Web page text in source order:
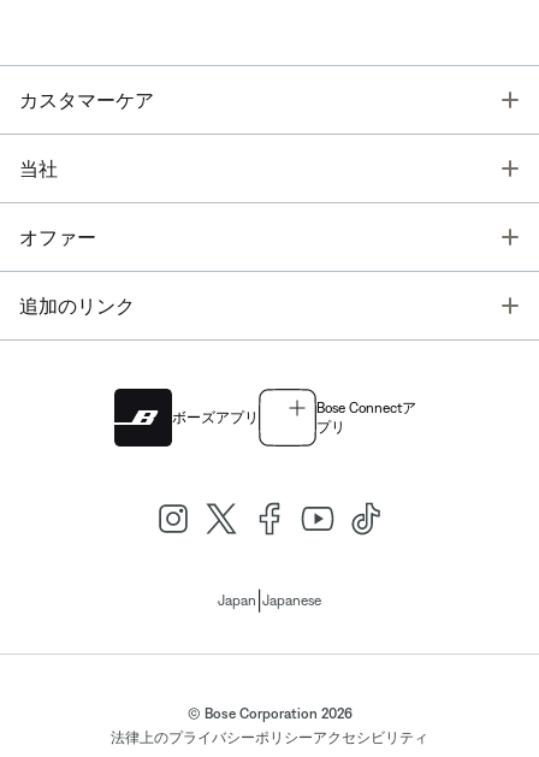
カスタマーケア
当社
オファー
追加のリンク
ボーズアプリ
Bose Connectア
プリ
Japan Japanese
© Bose Corporation 2026
法律上のプライバシーポリシーアクセシビリティ